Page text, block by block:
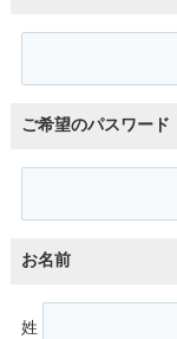
ご希望のパスワード
お名前
姓